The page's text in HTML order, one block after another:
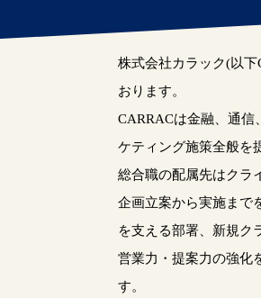
株式会社カラック(以
おります。
CARRACは金融、通信
ケティング施策全般を
総合職の配属先はクラ
企画立案から実施まで
を支える部署、新規ク
営業力・提案力の強化
す。